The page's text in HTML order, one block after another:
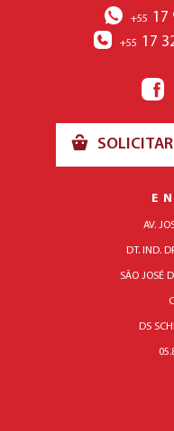
+55 17
+55 17
AV.
DT. IND.
SÃO JOSÉ
DS